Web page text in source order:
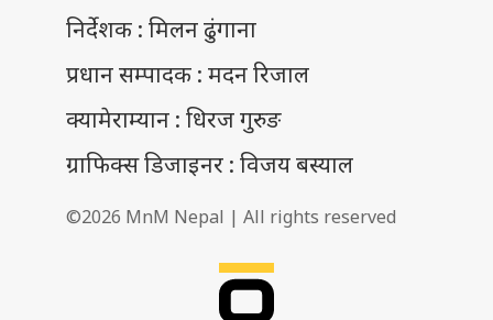
निर्देशक : मिलन ढुंगाना
प्रधान सम्पादक : मदन रिजाल
क्यामेराम्यान : धिरज गुरुङ
ग्राफिक्स डिजाइनर : विजय बस्याल
©2026 MnM Nepal | All rights reserved